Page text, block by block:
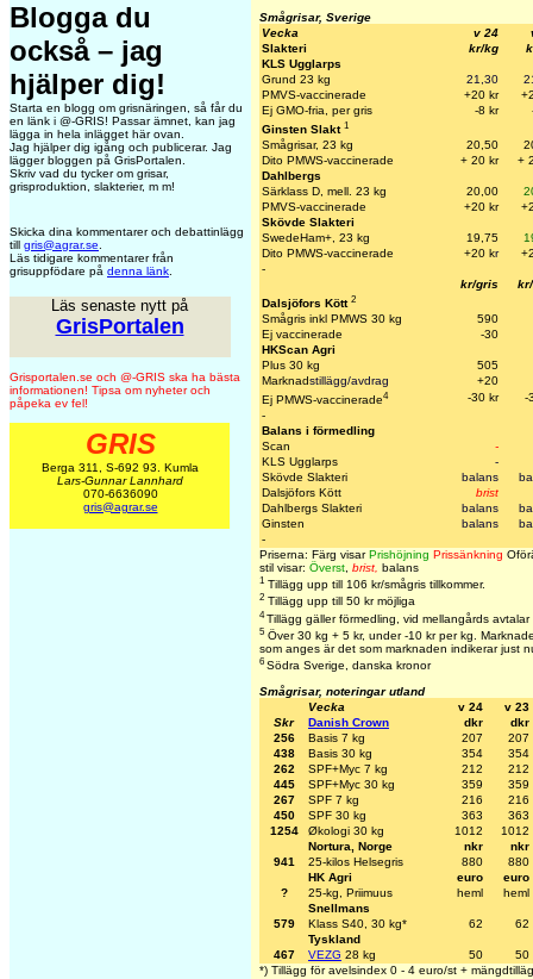
Blogga du
också – jag
hjälper dig!
Starta en blogg om grisnäringen, så får du
en länk i @-GRIS! Passar ämnet, kan jag
lägga in hela inlägget här ovan.
Jag hjälper dig igång och publicerar. Jag
lägger bloggen på GrisPortalen.
Skriv vad du tycker om grisar,
grisproduktion, slakterier, m m!
Skicka dina kommentarer och debattinlägg
till gris@agrar.se
Läs tidigare kommentarer från
grisuppfödare på denna länk
Läs senaste nytt på
GrisPortalen
Grisportalen.se och @-GRIS ska ha bästa
informationen! Tipsa om nyheter och
påpeka ev fel!
GRIS
Berga 311, S-692 93. Kumla
Lars-Gunnar Lannhard
070-6636090
gris@agrar.se
Smågrisar, Sverige
Vecka
v 24
Slakteri
kr/kg
KLS Ugglarps
Grund 23 kg
21,30
PMVS-vaccinerade
+20 kr
Ej GMO-fria, per gris
-8 kr
Ginsten Slakt 1
Smågrisar, 23 kg 20,50
Dito PMWS-vaccinerade
+ 20 kr
+
Dahlbergs
Särklass D, mell. 23 kg
20,00
PMVS-vaccinerade
+20 kr
Skövde Slakteri
SwedeHam+, 23 kg
19,75
Dito PMWS-vaccinerade
+20 kr
-
kr/gris
Dalsjöfors Kött 2
Smågris inkl PMWS 30 kg
590
Ej vaccinerade
-30
HKScan Agri
Plus 30 kg
505
Marknadstillägg/avdrag
+20
Ej PMWS-vaccinerade4 -30 kr
-
-
Balans i förmedling
Scan
-
KLS Ugglarps
-
Skövde Slakteri
balans
Dalsjöfors Kött
brist
Dahlbergs Slakteri
balans
Ginsten
balans
-
Priserna: Färg visarPrishöjning Prissänkning
stil visar: Överst brist, balans
1 Tillägg upp till 106 kr/smågris tillkommer.
2 Tillägg upp till 50 kr möjliga
4Tillägg gäller förmedling, vid mellangårds
5 Över 30 kg + 5 kr, under -10 kr per kg.
som anges är det som marknaden indikerar just
6 Södra Sverige, danska kronor
Smågrisar, noteringar utland
Vecka
v 24
v 23
Skr
Danish Crown dkr
dkr
256
Basis 7 kg 207
207
438
Basis 30 kg 354
354
262
SPF+Myc 7 kg 212
212
445
SPF+Myc 30 kg 359
359
267
SPF 7 kg 216
216
450
SPF 30 kg 363
363
1254
Økologi 30 kg 1012
1012
Nortura, Norge
nkr
nkr
941
25-kilos Helsegris 880
880
HK Agri
euro
euro
?
25-kg, Priimuus heml
heml
Snellmans
579
Klass S40, 30 kg* 62
62
Tyskland
467
VEZG 28 kg 50
50
*) Tillägg för avelsindex 0 - 4 euro/st +